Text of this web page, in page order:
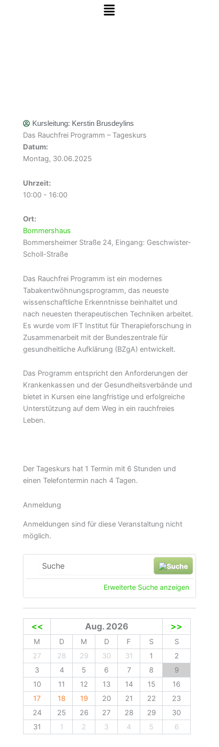
Menü
Das Rauchfrei Programm – Tageskurs
Datum:
Montag, 30.06.2025
Uhrzeit:
10:00 - 16:00
Ort:
Bommershaus
Bommersheimer Straße 24, Eingang: Geschwister-
Scholl-Straße
Das Rauchfrei Programm ist ein modernes
Tabakentwöhnungsprogramm, das neueste
wissenschaftliche Erkenntnisse beinhaltet und
nach neuesten therapeutischen Techniken arbeitet.
Es wurde vom IFT Institut für Therapieforschung in
Zusammenarbeit mit der Bundeszentrale für
gesundheitliche Aufklärung (BZgA) entwickelt.
Das Programm entspricht den Anforderungen der
Krankenkassen und der Gesundheitsverbände und
bietet in Kursen eine langfristige und erfolgreiche
Unterstützung auf dem Weg in ein rauchfreies
Leben.
Der Tageskurs hat 1 Termin mit 6 Stunden und
einen Telefontermin nach 4 Tagen.
Anmeldung
Anmeldungen sind für diese Veranstaltung nicht
möglich.
Kursleitung: Kerstin Brusdeylins
Erweiterte Suche anzeigen
<< Aug. 2026 >>
M D M D F S
S
27
28 29 30 31 1
2
3
4 5 6 7 8
9
10
11 12 13 14 15
16
17
18 19 20 21 22
23
24
25 26 27 28 29
30
31
1 2 3 4 5 6